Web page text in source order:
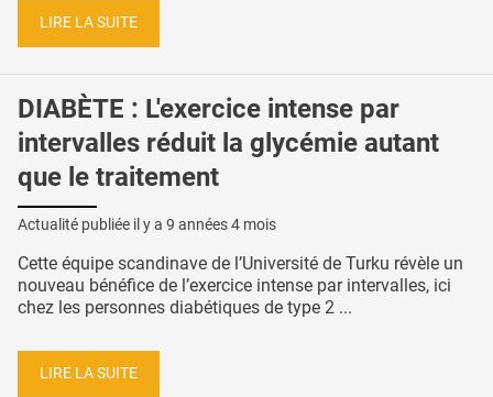
LIRE LA SUITE
DIABÈTE : L'exercice intense par
intervalles réduit la glycémie autant
que le traitement
Actualité publiée il y a 9 années 4 mois
Cette équipe scandinave de l’Université de Turku révèle un
nouveau bénéfice de l’exercice intense par intervalles, ici
chez les personnes diabétiques de type 2 ...
LIRE LA SUITE